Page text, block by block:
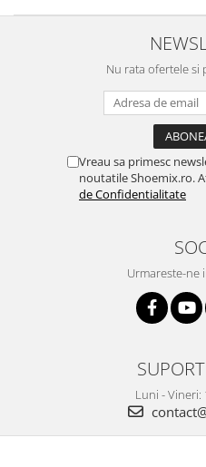
Nu rata ofertele
Vreau sa primesc
noutatile Shoemix.ro.
de Confidentialitate
Urmareste-ne
Luni - Vineri: